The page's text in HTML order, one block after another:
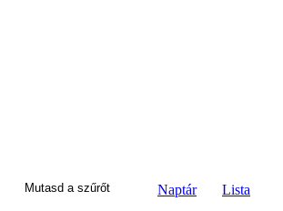
Mutasd a szűrőt
nézet
Naptár Lista